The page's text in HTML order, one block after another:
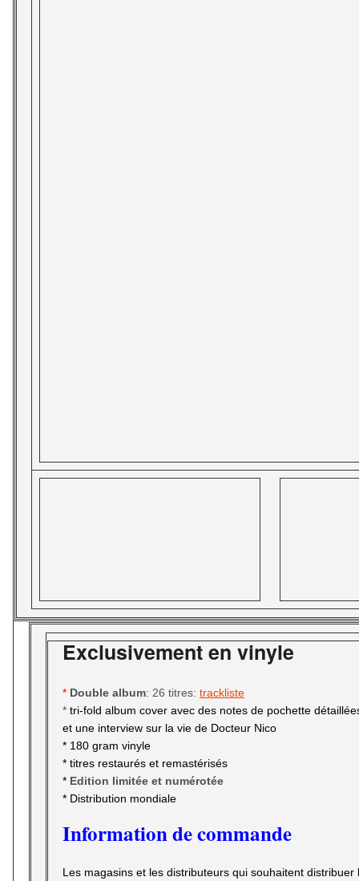
Exclusivement en vinyle
* Double album: 26 titres: trackliste
* tri-fold album cover avec des notes de pochette
et une interview sur la vie de Docteur Nico
* 180 gram vinyle
* titres restaurés et remastérisés
* Edition limitée et numérotée
* Distribution mondiale
Information de commande
Les magasins et les distributeurs qui souhaitent